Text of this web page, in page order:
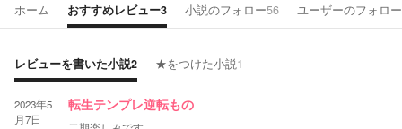
ホーム おすすめレビュー3 小説のフォロー56 ユーザーのフォロー
レビューを書いた小説2 ★をつけた小説1
2023年5
月7日
転生テンプレ逆転もの